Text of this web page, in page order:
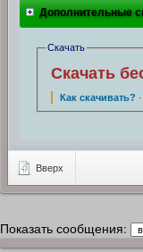
Дополнительные
Скачать
Скачать
Как скачивать?
Вверх
Показать сообщения: